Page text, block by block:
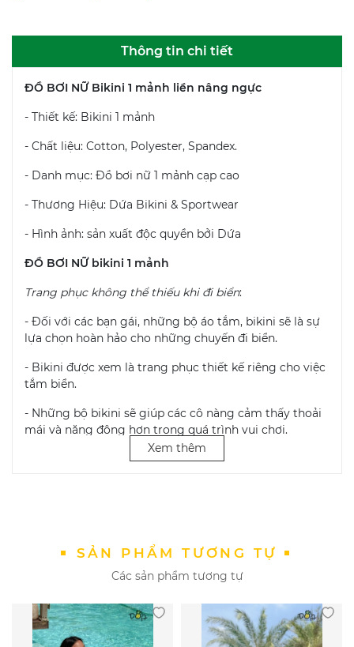
Thông tin chi tiết
ĐỒ BƠI NỮ Bikini 1 mảnh liền nâng ngực
- Thiết kế: Bikini 1 mảnh
- Chất liệu: Cotton, Polyester, Spandex.
- Danh mục: Đồ bơi nữ 1 mảnh cạp cao
- Thương Hiệu: Dứa Bikini & Sportwear
- Hình ảnh: sản xuất độc quyền bởi Dứa
ĐỒ BƠI NỮ bikini 1 mảnh
Trang phục không thể thiếu khi đi biển:
- Đối với các bạn gái, những bộ áo tắm, bikini sẽ là sự
lựa chọn hoàn hảo cho những chuyến đi biển.
- Bikini được xem là trang phục thiết kế riêng cho việc
tắm biển.
- Những bộ bikini sẽ giúp các cô nàng cảm thấy thoải
mái và năng động hơn trong quá trình vui chơi.
- Đồng thời, chúng cũng giúp các cô gái khoe được
Một số phương pháp giúp bảo quản bikini:
giặt tùy tiện, bạn nên giặt đồ bơi bằng tay.
Không dùng xà phòng có chất tẩy cao
Xem thêm
SẢN PHẨM TƯƠNG TỰ
Các sản phẩm tương tự